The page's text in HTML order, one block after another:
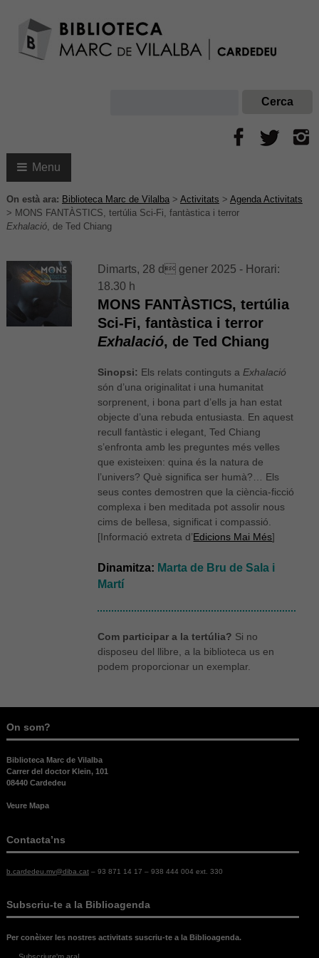
Menu
On està ara: Biblioteca Marc de Vilalba> Activitats > Agenda Activitats
> MONS FANTÀSTICS, tertúlia Sci-Fi, fantàstica i terror
Exhalació, de Ted Chiang
Dimarts, 28 d gener 2025 - Horari:
18.30 h
MONS FANTÀSTICS, tertúlia
Sci-Fi, fantàstica i terror
Exhalació, de Ted Chiang
Sinopsi: Els relats continguts a Exhalació
són d’una originalitat i una humanitat
sorprenent, i bona part d’ells ja han estat
objecte d’una rebuda entusiasta. En aquest
recull fantàstic i elegant, Ted Chiang
s’enfronta amb les preguntes més velles
que existeixen: quina és la natura de
l’univers? Què significa ser humà?… Els
seus contes demostren que la ciència-ficció
complexa i ben meditada pot assolir nous
cims de bellesa, significat i compassió.
[Informació extreta d’Edicions Mai Més]
Dinamitza: Marta de Bru de Sala i
Martí
Com participar a la tertúlia? Si no
disposeu del llibre, a la biblioteca us en
podem proporcionar un exemplar.
On som?
Biblioteca Marc de Vilalba
Carrer del doctor Klein, 101
08440 Cardedeu
Veure Mapa
Contacta’ns
b.cardedeu.mv@diba.cat– 93 871 14 17 – 938 444 004 ext. 330
Subscriu-te a la Biblioagenda
Per conèixer les nostres activitats suscriu-te a la Biblioagenda.
Aquestes
són